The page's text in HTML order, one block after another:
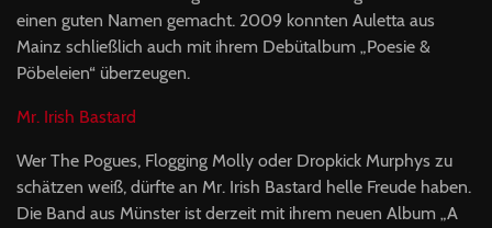
einen guten Namen gemacht. 2009 konnten Auletta aus
Mainz schließlich auch mit ihrem Debütalbum „Poesie &
Pöbeleien“ überzeugen.
Mr. Irish Bastard
Wer The Pogues, Flogging Molly oder Dropkick Murphys zu
schätzen weiß, dürfte an Mr. Irish Bastard helle Freude haben.
Die Band aus Münster ist derzeit mit ihrem neuen Album „A